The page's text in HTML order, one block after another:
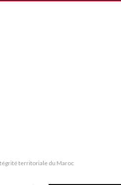
territoriale du Maroc